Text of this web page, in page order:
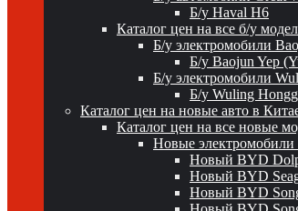
Б/у Haval H6
Каталог цен на все б/у
Б/у электромобили
Б/у Baojun Yep
Б/у электромобили
Б/у Wuling
Каталог цен на новые авто в
Каталог цен на все новые
Новые
Новый BYD
Новый BYD
Новый BYD